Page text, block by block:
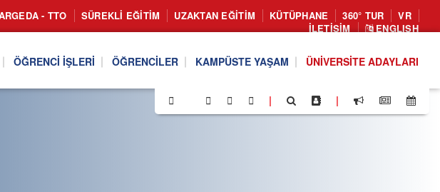
- TTO SÜREKLI EĞITIM UZAKTAN EĞITIM KÜTÜPHANE 360° TUR
VR
İLETIŞIM
ENGLISH
ÖĞRENCI İŞLERI ÖĞRENCILER KAMPÜSTE YAŞAM ÜNIVERSITE ADAYLARI
| |